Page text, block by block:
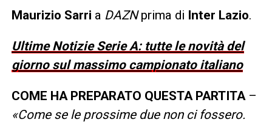
Maurizio Sarri a DAZNprima di Inter Lazio.
Ultime Notizie Serie A: tutte le novità del
giorno sul massimo campionato italiano
COME HA PREPARATO QUESTA PARTITA–
«Come se le prossime due non ci fossero.